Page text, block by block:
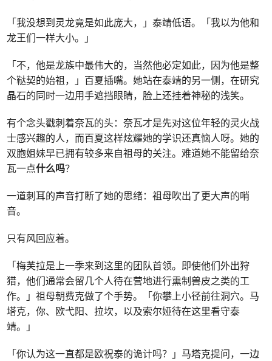
「我没想到灵龙竟是如此庞大，」泰靖低语。「我以为他和
龙王们一样大小。」
「不，他是龙族中最伟大的，当然他必定如此，因为他是整
个鞑契的始祖，」百夏插嘴。她站在泰靖的另一侧，在研究
晶石的同时一边用手遮挡眼睛，脸上还挂着神秘的浅笑。
有个念头戳刺着奈瓦的头：奈瓦才是先对这位年轻的灵火战
士感兴趣的人，而百夏这样炫耀她的学识还真恼人呀。她的
双胞姐妹早已拥有较多来自祖母的关注。难道她不能留给奈
瓦一点什么吗？
一道刺耳的声音打断了她的思绪：祖母吹出了更大声的哨
音。
只有风回应着。
「梅芙拉是上一季来到这里的团队首领。即使他们外出狩
猎，他们通常会留几个人待在营地进行熏制兽皮之类的工
作。」祖母朝费克做了个手势。「你攀上小径前往洞穴。马
塔克，你、欧弋阳、拉坎，以及索尔娅待在这里看守泰
靖。」
「你认为这一直都是欧祝泰的诡计吗？」马塔克提问，一边